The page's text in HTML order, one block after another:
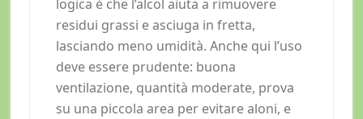
logica è che l’alcol aiuta a rimuovere
residui grassi e asciuga in fretta,
lasciando meno umidità. Anche qui l’uso
deve essere prudente: buona
ventilazione, quantità moderate, prova
su una piccola area per evitare aloni, e